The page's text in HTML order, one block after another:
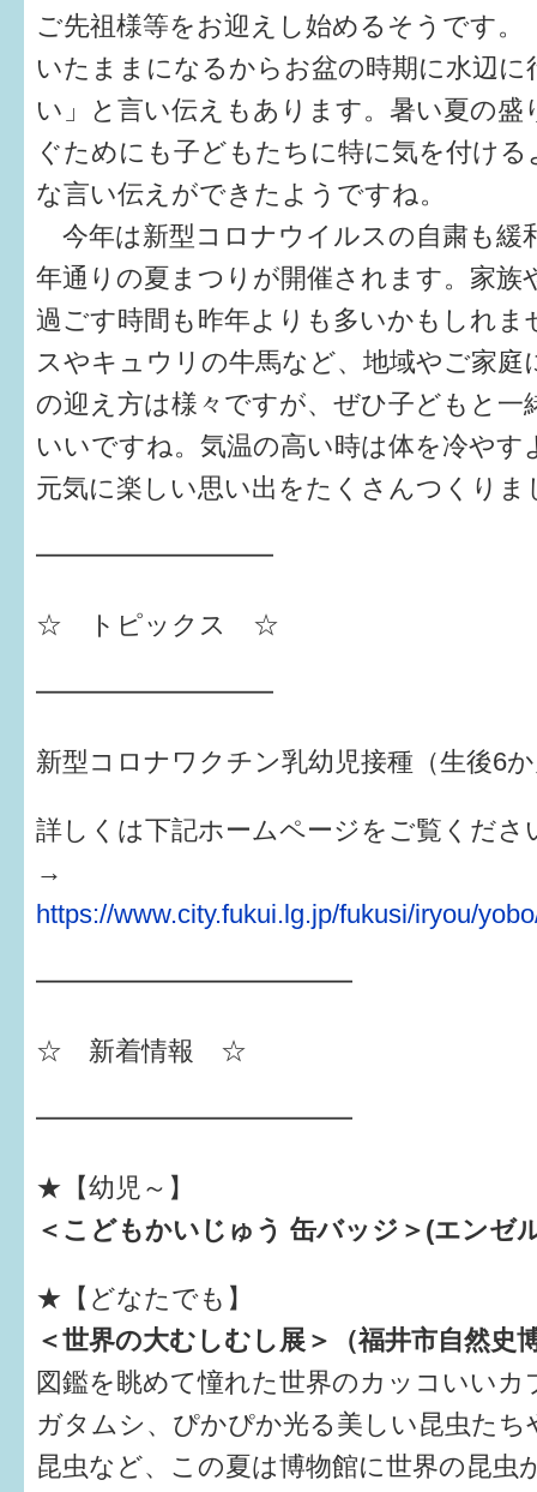
ご先祖様等をお迎えし始めるそうです。
いたままになるからお盆の時期に水辺
い」と言い伝えもあります。暑い夏の盛
ぐためにも子どもたちに特に気を付け
な言い伝えができたようですね。
今年は新型コロナウイルスの自粛も緩
年通りの夏まつりが開催されます。家族
過ごす時間も昨年よりも多いかもしれま
スやキュウリの牛馬など、地域やご家庭
の迎え方は様々ですが、ぜひ子どもと一
いいですね。気温の高い時は体を冷やす
元気に楽しい思い出をたくさんつくりま
━━━━━━━━━
☆ トピックス ☆
━━━━━━━━━
新型コロナワクチン乳幼児接種（生後6
詳しくは下記ホームページをご覧くださ
→
https://www.city.fukui.lg.jp/fukusi/iryou/
━━━━━━━━━━━━
☆ 新着情報 ☆
━━━━━━━━━━━━
★【幼児～】
＜こどもかいじゅう 缶バッジ＞(エンゼ
★【どなたでも】
＜世界の大むしむし展＞（福井市自然史
図鑑を眺めて憧れた世界のカッコいい
ガタムシ、ぴかぴか光る美しい昆虫たち
昆虫など、この夏は博物館に世界の昆虫
出産〜3か月
3か月〜6か月
6か月〜1歳
1歳〜3歳
3歳〜就学前
就学後〜
子育てマップ
イベントレポート
なるほどコラム
メールマガジン
はぐくむ.net相談コーナー
子育て情報誌「ほっと」
お出かけ情報
ワンポイント英会話
ソーシャルメディア
すまいるサポート行事案内